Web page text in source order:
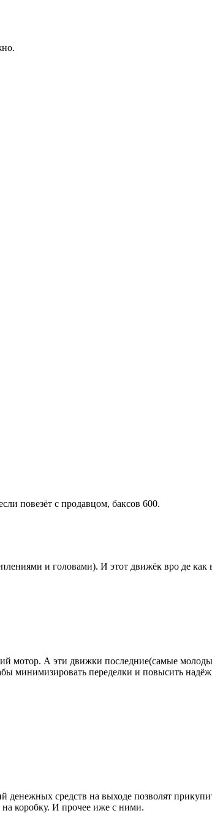
повезёт с продавцом, баксов 600.
и головами). И этот движёк вро де
мотор. А эти движки последние(самые
минимизировать переделки и повысить
денежных средств на выходе позволят
на коробку. И прочее иже с ними.